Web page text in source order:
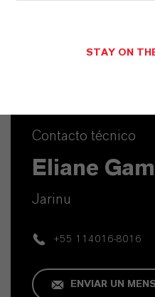
Contacto técnico
Eliane
Jarinu
+55 114016-8016
ENVIAR UN
STAY ON